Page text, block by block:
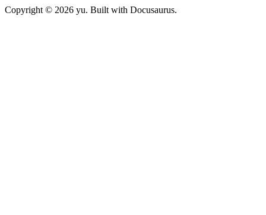
Copyright © 2026 yu. Built with Docusaurus.